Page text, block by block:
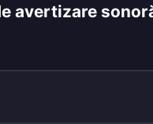
avertizare